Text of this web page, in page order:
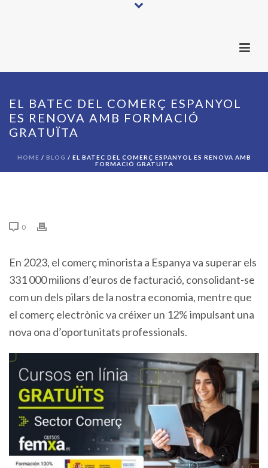
EL BATEC DEL COMERÇ ESPANYOL
ES RENOVA AMB FORMACIÓ
GRATUÏTA
HOME / BLOG / EL BATEC DEL COMERÇ ESPANYOL ES RENOVA AMB
FORMACIÓ GRATUÏTA
0
En 2023, el comerç minorista a Espanya va superar els
331 000 milions d’euros de facturació, consolidant-se
com un dels pilars de la nostra economia, mentre que
el comerç electrònic va créixer un 12% impulsant una
nova ona d’oportunitats professionals.